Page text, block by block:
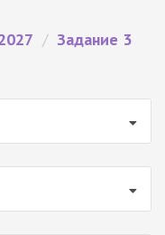
/ Задание 3